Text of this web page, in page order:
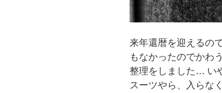
来年還暦を迎えるの
もなかったのでかわ
整理をしました… い
スーツやら、入らな